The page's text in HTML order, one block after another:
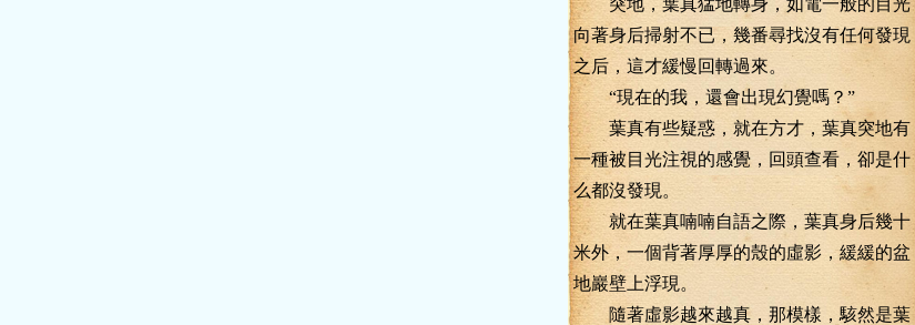
突地，葉真猛地轉身，如電一般的目光
向著身后掃射不已，幾番尋找沒有任何發現
之后，這才緩慢回轉過來。
“現在的我，還會出現幻覺嗎？”
葉真有些疑惑，就在方才，葉真突地有
一種被目光注視的感覺，回頭查看，卻是什
么都沒發現。
就在葉真喃喃自語之際，葉真身后幾十
米外，一個背著厚厚的殼的虛影，緩緩的盆
地巖壁上浮現。
隨著虛影越來越真，那模樣，駭然是葉